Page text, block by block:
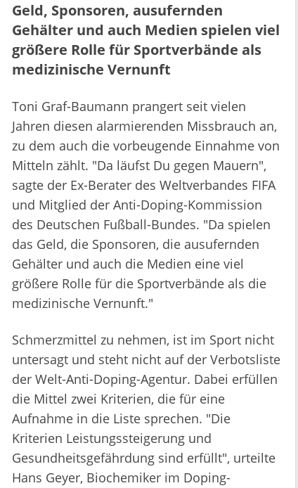
Geld, Sponsoren, ausufernden
Gehälter und auch Medien spielen viel
größere Rolle für Sportverbände als
medizinische Vernunft
Toni Graf-Baumann prangert seit vielen
Jahren diesen alarmierenden Missbrauch an,
zu dem auch die vorbeugende Einnahme von
Mitteln zählt. "Da läufst Du gegen Mauern",
sagte der Ex-Berater des Weltverbandes FIFA
und Mitglied der Anti-Doping-Kommission
des Deutschen Fußball-Bundes. "Da spielen
das Geld, die Sponsoren, die ausufernden
Gehälter und auch die Medien eine viel
größere Rolle für die Sportverbände als die
medizinische Vernunft."
Schmerzmittel zu nehmen, ist im Sport nicht
untersagt und steht nicht auf der Verbotsliste
der Welt-Anti-Doping-Agentur. Dabei erfüllen
die Mittel zwei Kriterien, die für eine
Aufnahme in die Liste sprechen. "Die
Kriterien Leistungssteigerung und
Gesundheitsgefährdung sind erfüllt", urteilte
Hans Geyer, Biochemiker im Doping-